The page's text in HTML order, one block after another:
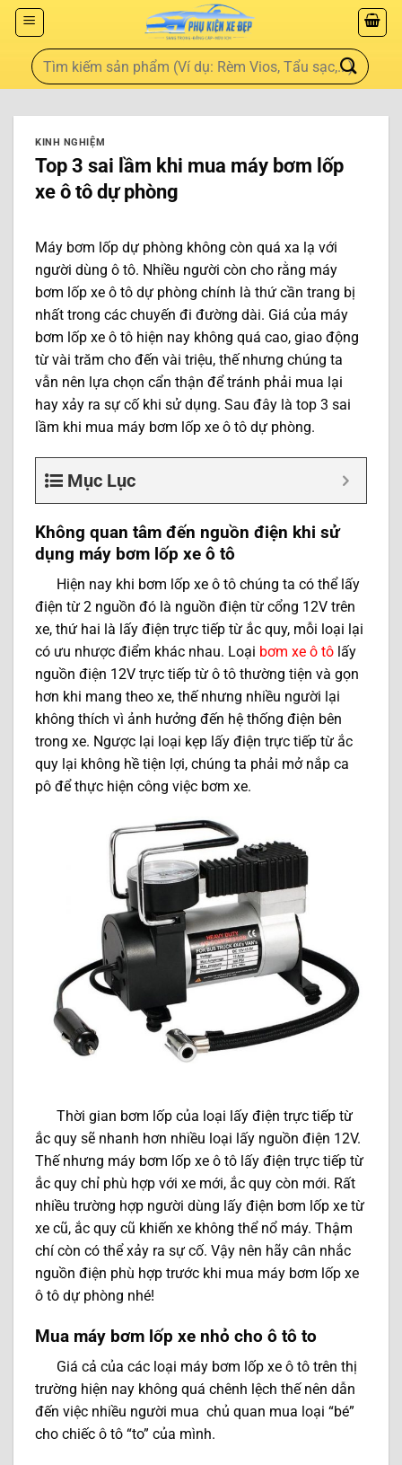
KINH NGHIỆM
Top 3 sai lầm khi mua máy bơm lốp
xe ô tô dự phòng
Máy bơm lốp dự phòng không còn quá xa lạ với
người dùng ô tô. Nhiều người còn cho rằng máy
bơm lốp xe ô tô dự phòng chính là thứ cần trang bị
nhất trong các chuyến đi đường dài. Giá của máy
bơm lốp xe ô tô hiện nay không quá cao, giao động
từ vài trăm cho đến vài triệu, thế nhưng chúng ta
vẫn nên lựa chọn cẩn thận để tránh phải mua lại
hay xảy ra sự cố khi sử dụng. Sau đây là top 3 sai
lầm khi mua máy bơm lốp xe ô tô dự phòng.
Mục Lục
Không quan tâm đến nguồn điện khi sử
dụng máy bơm lốp xe ô tô
Hiện nay khi bơm lốp xe ô tô chúng ta có thể lấy
điện từ 2 nguồn đó là nguồn điện từ cổng 12V trên
xe, thứ hai là lấy điện trực tiếp từ ắc quy, mỗi loại lại
có ưu nhược điểm khác nhau. Loại bơm xe ô tô lấy
nguồn điện 12V trực tiếp từ ô tô thường tiện và gọn
hơn khi mang theo xe, thế nhưng nhiều người lại
không thích vì ảnh hưởng đến hệ thống điện bên
trong xe. Ngược lại loại kẹp lấy điện trực tiếp từ ắc
quy lại không hề tiện lợi, chúng ta phải mở nắp ca
pô để thực hiện công việc bơm xe.
Thời gian bơm lốp của loại lấy điện trực tiếp từ
ắc quy sẽ nhanh hơn nhiều loại lấy nguồn điện 12V.
Thế nhưng máy bơm lốp xe ô tô lấy điện trực tiếp từ
ắc quy chỉ phù hợp với xe mới, ắc quy còn mới. Rất
nhiều trường hợp người dùng lấy điện bơm lốp xe từ
xe cũ, ắc quy cũ khiến xe không thể nổ máy. Thậm
chí còn có thể xảy ra sự cố. Vậy nên hãy cân nhắc
nguồn điện phù hợp trước khi mua máy bơm lốp xe
ô tô dự phòng nhé!
Mua máy bơm lốp xe nhỏ cho ô tô to
Giá cả của các loại máy bơm lốp xe ô tô trên thị
trường hiện nay không quá chênh lệch thế nên dẫn
đến việc nhiều người mua chủ quan mua loại “bé”
cho chiếc ô tô “to” của mình.